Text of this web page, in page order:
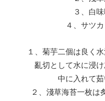
３、白
４、サツ
１、菊芋二個は良く
亂切として水に浸
中に入れて茹
２、淺草海苔一枚は